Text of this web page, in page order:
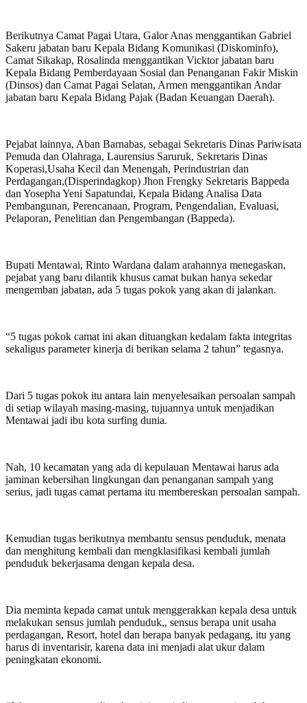
Berikutnya Camat Pagai Utara, Galor Anas menggantikan Gabriel
Sakeru jabatan baru Kepala Bidang Komunikasi (Diskominfo),
Camat Sikakap, Rosalinda menggantikan Vicktor jabatan baru
Kepala Bidang Pemberdayaan Sosial dan Penanganan Fakir Miskin
(Dinsos) dan Camat Pagai Selatan, Armen menggantikan Andar
jabatan baru Kepala Bidang Pajak (Badan Keuangan Daerah).
Pejabat lainnya, Aban Barnabas, sebagai Sekretaris Dinas Pariwisata
Pemuda dan Olahraga, Laurensius Saruruk, Sekretaris Dinas
Koperasi,Usaha Kecil dan Menengah, Perindustrian dan
Perdagangan,(Disperindagkop) Jhon Frengky Sekretaris Bappeda
dan Yosepha Yeni Sapatundai, Kepala Bidang Analisa Data
Pembangunan, Perencanaan, Program, Pengendalian, Evaluasi,
Pelaporan, Penelitian dan Pengembangan (Bappeda).
Bupati Mentawai, Rinto Wardana dalam arahannya menegaskan,
pejabat yang baru dilantik khusus camat bukan hanya sekedar
mengemban jabatan, ada 5 tugas pokok yang akan di jalankan.
“5 tugas pokok camat ini akan dituangkan kedalam fakta integritas
sekaligus parameter kinerja di berikan selama 2 tahun” tegasnya.
Dari 5 tugas pokok itu antara lain menyelesaikan persoalan sampah
di setiap wilayah masing-masing, tujuannya untuk menjadikan
Mentawai jadi ibu kota surfing dunia.
Nah, 10 kecamatan yang ada di kepulauan Mentawai harus ada
jaminan kebersihan lingkungan dan penanganan sampah yang
serius, jadi tugas camat pertama itu membereskan persoalan sampah.
Kemudian tugas berikutnya membantu sensus penduduk, menata
dan menghitung kembali dan mengklasifikasi kembali jumlah
penduduk bekerjasama dengan kepala desa.
Dia meminta kepada camat untuk menggerakkan kepala desa untuk
melakukan sensus jumlah penduduk,, sensus berapa unit usaha
perdagangan, Resort, hotel dan berapa banyak pedagang, itu yang
harus di inventarisir, karena data ini menjadi alat ukur dalam
peningkatan ekonomi.